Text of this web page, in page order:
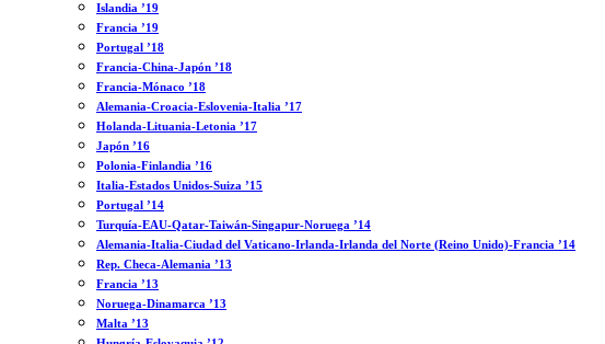
Islandia ’19
Francia ’19
Portugal ’18
Francia-China-Japón ’18
Francia-Mónaco ’18
Alemania-Croacia-Eslovenia-Italia ’17
Holanda-Lituania-Letonia ’17
Japón ’16
Polonia-Finlandia ’16
Italia-Estados Unidos-Suiza ’15
Portugal ’14
Turquía-EAU-Qatar-Taiwán-Singapur-Noruega ’14
Alemania-Italia-Ciudad del Vaticano-Irlanda-Irlanda del Norte (Reino Unido)-Francia ’14
Rep. Checa-Alemania ’13
Francia ’13
Noruega-Dinamarca ’13
Malta ’13